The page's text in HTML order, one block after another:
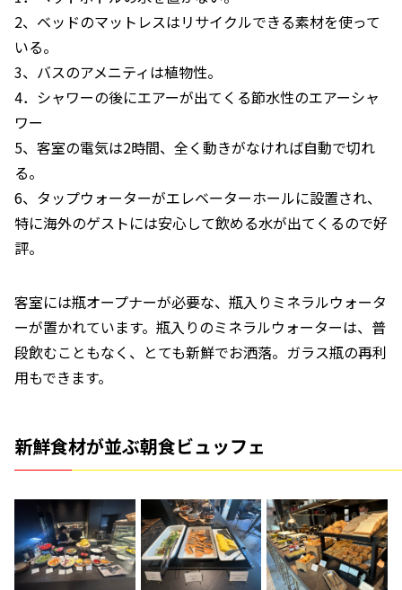
2、ベッドのマットレスはリサイクルできる素材を使って
いる。
3、バスのアメニティは植物性。
4．シャワーの後にエアーが出てくる節水性のエアーシャ
ワー
5、客室の電気は2時間、全く動きがなければ自動で切れ
る。
6、タップウォーターがエレベーターホールに設置され、
特に海外のゲストには安心して飲める水が出てくるので好
評。
客室には瓶オープナーが必要な、瓶入りミネラルウォータ
ーが置かれています。瓶入りのミネラルウォーターは、普
段飲むこともなく、とても新鮮でお洒落。ガラス瓶の再利
用もできます。
新鮮食材が並ぶ朝食ビュッフェ